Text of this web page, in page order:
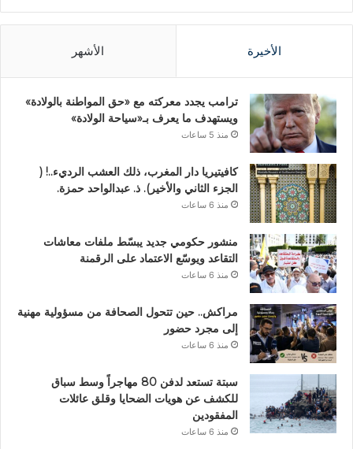
الأخيرة الأشهر
ترامب يجدد معركته مع «حق المواطنة بالولادة»
ويستهدف ما يعرف بـ«سياحة الولادة»
منذ 5 ساعات
كافيتيريا دار المغرب، ذلك العشب الرديء..! (
الجزء الثاني والأخير). ذ. عبدالواحد حمزة.
منذ 6 ساعات
منشور حكومي جديد يبسّط ملفات معاشات
التقاعد ويوسّع الاعتماد على الرقمنة
منذ 6 ساعات
مراكش.. حين تتحول الصحافة من مسؤولية مهنية
إلى مجرد حضور
منذ 6 ساعات
سبتة تستعد لدفن 80 مهاجراً وسط سباق
للكشف عن هويات الضحايا وقلق عائلات
المفقودين
منذ 6 ساعات